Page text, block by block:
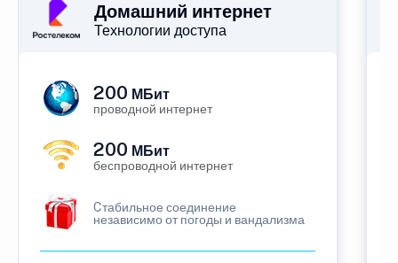
Домашний интернет
Технологии доступа
200 МБит
проводной интернет
200 МБит
беспроводной интернет
Cтабильное соединение
независимо от погоды и вандализма